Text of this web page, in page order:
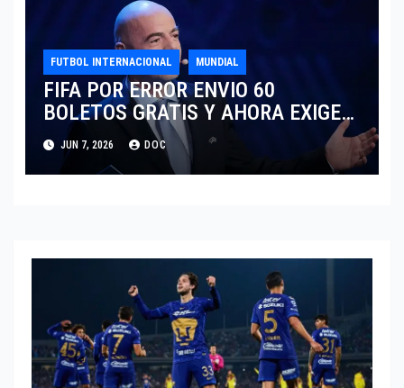
FUTBOL INTERNACIONAL MUNDIAL
FIFA POR ERROR ENVIO 60
BOLETOS GRATIS Y AHORA EXIGE
COBRO.
JUN 7, 2026 DOC